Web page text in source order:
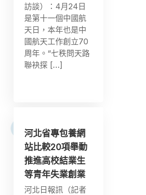
訪談）：4月24日
是第十一個中國航
天日，本年也是中
國航天工作創立70
周年。“七秩問天路
聯袂探 […]
河北省專包養網
站比較20項舉動
推進高校結業生
等青年失業創業
河北日報訊（記者